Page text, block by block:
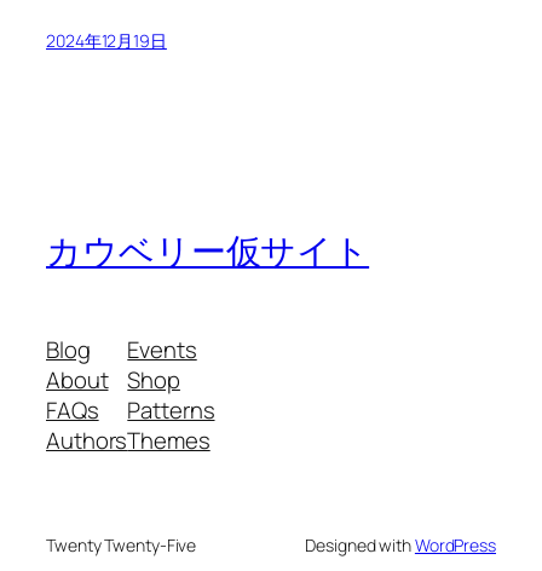
2024年12月19日
カウベリー仮サイト
Blog
About
FAQs
Authors
Events
Shop
Patterns
Themes
Twenty Twenty-Five Designed withWordPress